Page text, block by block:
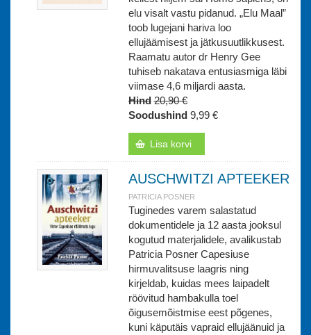
elu visalt vastu pidanud. „Elu Maal”
toob lugejani hariva loo
ellujäämisest ja jätkusuutlikkusest.
Raamatu autor dr Henry Gee
tuhiseb nakatava entusiasmiga läbi
viimase 4,6 miljardi aasta.
Hind 20,90 €
Soodushind 9,99 €
Lisa korvi
AUSCHWITZI APTEEKER
PATRICIA POSNER
Tuginedes varem salastatud
dokumentidele ja 12 aasta jooksul
kogutud materjalidele, avalikustab
Patricia Posner Capesiuse
hirmuvalitsuse laagris ning
kirjeldab, kuidas mees laipadelt
röövitud hambakulla toel
õigusemõistmise eest põgenes,
kuni käputäis vapraid ellujäänuid ja